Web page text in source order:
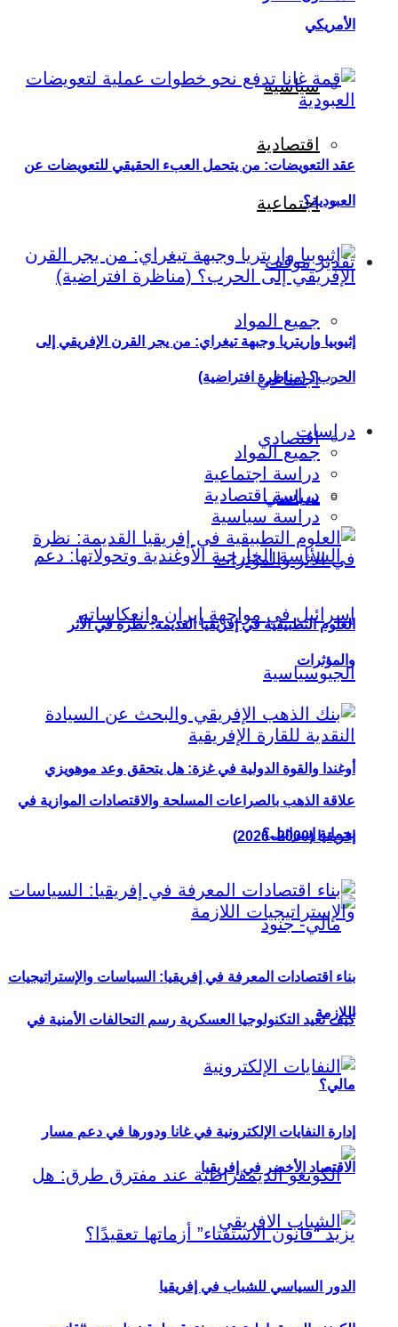
سياسية
اقتصادية
اجتماعية
تقدير موقف
جميع المواد
اجتماعي
اقتصادي
سياسي
أوغندا والقوة الدولية في غزة: هل يتحقق وعد موهويزي
بحماية إسرائيل؟
كيف تعيد التكنولوجيا العسكرية رسم التحالفات الأمنية في
مالي؟
الأمريكي
عقد التعويضات: من يتحمل العبء الحقيقي للتعويضات عن
العبودية؟
إثيوبيا وإريتريا وجبهة تيغراي: من يجر القرن الإفريقي إلى
الحرب؟ (مناظرة افتراضية)
دراسات
جميع المواد
دراسة اجتماعية
دراسة اقتصادية
دراسة سياسية
العلوم التطبيقية في إفريقيا القديمة: نظرة في الأثر
والمؤثرات
علاقة الذهب بالصراعات المسلحة والاقتصادات الموازية في
إفريقيا (2000–2026)
بناء اقتصادات المعرفة في إفريقيا: السياسات والإستراتيجيات
اللازمة
إدارة النفايات الإلكترونية في غانا ودورها في دعم مسار
الاقتصاد الأخضر في إفريقيا
الدور السياسي للشباب في إفريقيا